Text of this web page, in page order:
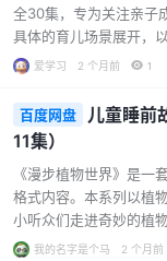
学习生活的助推器。…...
全30集，专为关注亲子
具体的育儿场景展开，
内容特色： 场景化育儿
成长中的高频难题。 实
（如“怎样让孩子听话
（如“妈妈倦怠症”“妈妈
英语原声沉浸：由作
爱学习 2 个月前 1
百度网盘
儿童睡前
11集）
《漫步植物世界》是一
格式内容。本系列以植
小听众们走进奇妙的植
的平衡，紧扣时代脉搏
我的名字是个马 2 个月前